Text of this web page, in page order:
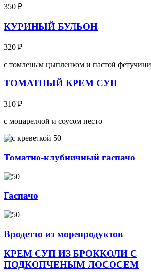
350 ₽
КУРИНЫЙ БУЛЬОН
320 ₽
с томленым цыпленком и пастой фетучини
ТОМАТНЫЙ КРЕМ СУП
310 ₽
с моцареллой и соусом песто
Томатно-клубничный гаспачо
Гаспачо
Вродетто из морепродуктов
КРЕМ СУП ИЗ БРОККОЛИ С
ПОДКОПЧЕНЫМ ЛОСОСЕМ